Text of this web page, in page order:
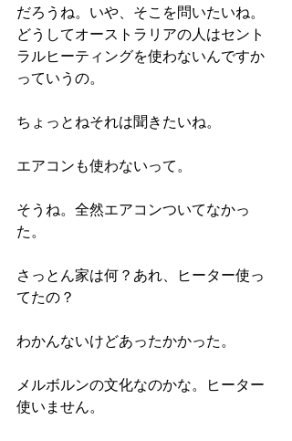
だろうね。いや、そこを問いたいね。
どうしてオーストラリアの人はセント
ラルヒーティングを使わないんですか
っていうの。
ちょっとねそれは聞きたいね。
エアコンも使わないって。
そうね。全然エアコンついてなかっ
た。
さっとん家は何？あれ、ヒーター使っ
てたの？
わかんないけどあったかかった。
メルボルンの文化なのかな。ヒーター
使いません。